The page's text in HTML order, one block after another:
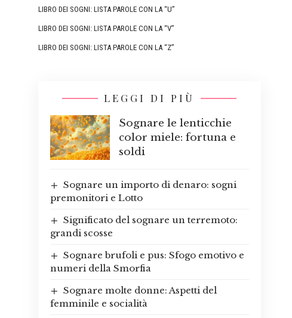
LIBRO DEI SOGNI: LISTA PAROLE CON LA “U”
LIBRO DEI SOGNI: LISTA PAROLE CON LA “V”
LIBRO DEI SOGNI: LISTA PAROLE CON LA “Z”
LEGGI DI PIÙ
Sognare le lenticchie
color miele: fortuna e
soldi
Sognare un importo di denaro: sogni
premonitori e Lotto
Significato del sognare un terremoto:
grandi scosse
Sognare brufoli e pus: Sfogo emotivo e
numeri della Smorfia
Sognare molte donne: Aspetti del
femminile e socialità